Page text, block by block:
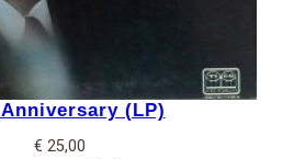
(LP)
€ 25,00